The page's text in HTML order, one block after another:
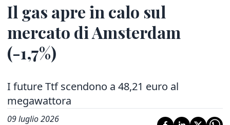
Il gas apre in calo sul
mercato di Amsterdam
(-1,7%)
I future Ttf scendono a 48,21 euro al
megawattora
09 luglio 2026